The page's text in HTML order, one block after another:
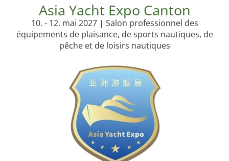
Asia Yacht Expo Canton
10. - 12. mai 2027 | Salon professionnel des
équipements de plaisance, de sports nautiques, de
pêche et de loisirs nautiques